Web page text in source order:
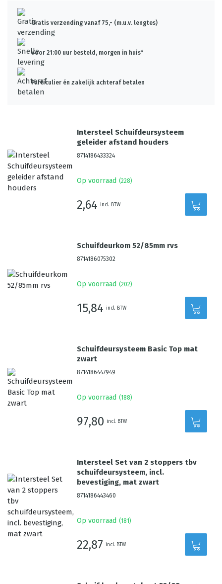
Gratis verzending vanaf 75,- (m.u.v. lengtes)
Voor 21:00 uur besteld, morgen in huis*
Particulier én zakelijk achteraf betalen
Intersteel Schuifdeursysteem
geleider afstand houders
8714186433324
Op voorraad (228)
2,64 incl. BTW
Schuifdeurkom 52/85mm rvs
8714186075302
Op voorraad (202)
15,84 incl. BTW
Schuifdeursysteem Basic Top mat
zwart
8714186447949
Op voorraad (188)
97,80 incl. BTW
Intersteel Set van 2 stoppers tbv
schuifdeursysteem, incl.
bevestiging, mat zwart
8714186443460
Op voorraad (181 )
22,87 incl. BTW